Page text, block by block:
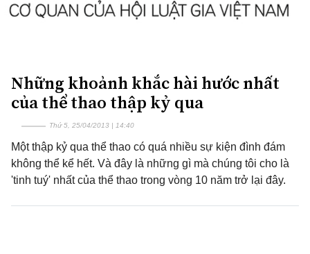
Những khoảnh khắc hài hước nhất
của thể thao thập kỷ qua
Thứ 5, 25/04/2013 | 14:40
Một thập kỷ qua thể thao có quá nhiều sự kiện đình đám
không thể kể hết. Và đây là những gì mà chúng tôi cho là
'tinh tuý' nhất của thể thao trong vòng 10 năm trở lại đây.